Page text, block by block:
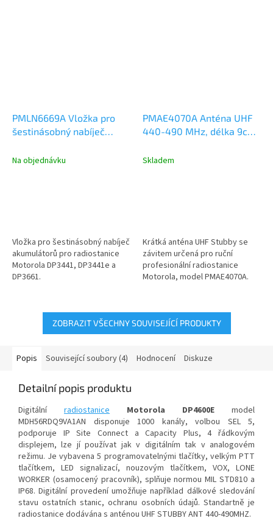
PMLN6669A Vložka pro
šestinásobný nabíječ
Na objednávku
Vložka pro šestinásobný nabíječ
akumulátorů pro radiostanice
Motorola DP3441, DP3441e a
DP3661.
PMAE4070A Anténa UHF
440-490 MHz, délka 9cm,
DP3441, DP4000, R7, R5,
Skladem
Krátká anténa UHF Stubby se
závitem určená pro ruční
profesionální radiostanice
Motorola, model PMAE4070A.
ZOBRAZIT VŠECHNY SOUVISEJÍCÍ PRODUKTY
Popis Související soubory (4) Hodnocení Diskuze
Detailní popis produktu
Digitální radiostanice Motorola DP4600E model
MDH56RDQ9VA1AN disponuje 1000 kanály, volbou SEL 5,
podporuje IP Site Connect a Capacity Plus, 4 řádkovým
displejem, lze jí používat jak v digitálním tak v analogovém
režimu. Je vybavena 5 programovatelnými tlačítky, velkým PTT
tlačítkem, LED signalizací, nouzovým tlačítkem, VOX, LONE
WORKER (osamocený pracovník), splňuje normou MIL STD810 a
IP68. Digitální provedení umožňuje například dálkové sledování
stavu ostatních stanic, ochranu osobních údajů. Standartně je
radiostanice dodávána s anténou UHF STUBBY ANT 440-490MHZ.